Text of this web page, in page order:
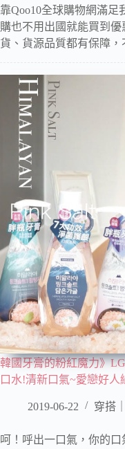
靠Qoo10全球購物網滿
購也不用出國就能買到
貨、貨源品質都有保障
韓國牙膏的粉紅魔力》
口水!清新口氣~愛戀好人
2019-06-22 穿搭
呵！呼出一口氣，你的